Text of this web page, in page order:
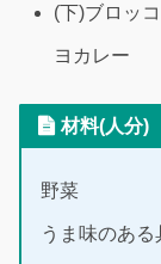
(下)ブロッ
ヨカレー
材料(人分)
野菜
うま味のある